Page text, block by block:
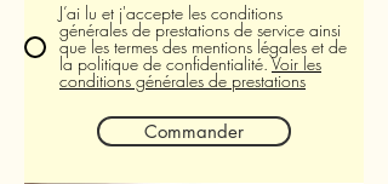
J’ai lu et j'accepte les conditions
générales de prestations de service ainsi
que les termes des mentions légales et de
la politique de confidentialité. Voir les
conditions générales de prestations
Commander